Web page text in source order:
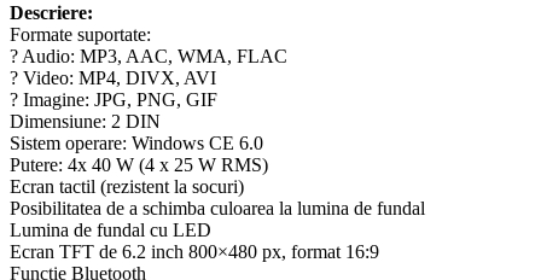
Descriere:
Formate suportate:
? Audio: MP3, AAC, WMA, FLAC
? Video: MP4, DIVX, AVI
? Imagine: JPG, PNG, GIF
Dimensiune: 2 DIN
Sistem operare: Windows CE 6.0
Putere: 4x 40 W (4 x 25 W RMS)
Ecran tactil (rezistent la socuri)
Posibilitatea de a schimba culoarea la lumina de fundal
Lumina de fundal cu LED
Ecran TFT de 6.2 inch 800×480 px, format 16:9
Functie Bluetooth